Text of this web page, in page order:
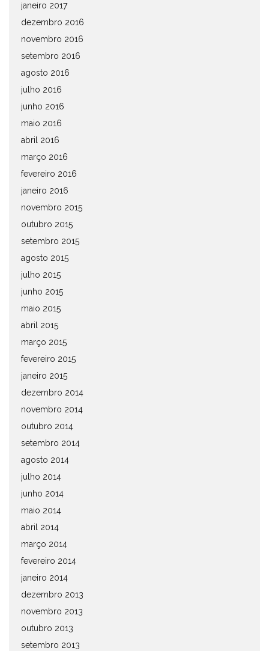
janeiro 2017
dezembro 2016
novembro 2016
setembro 2016
agosto 2016
julho 2016
junho 2016
maio 2016
abril 2016
março 2016
fevereiro 2016
janeiro 2016
novembro 2015
outubro 2015
setembro 2015
agosto 2015
julho 2015
junho 2015
maio 2015
abril 2015
março 2015
fevereiro 2015
janeiro 2015
dezembro 2014
novembro 2014
outubro 2014
setembro 2014
agosto 2014
julho 2014
junho 2014
maio 2014
abril 2014
março 2014
fevereiro 2014
janeiro 2014
dezembro 2013
novembro 2013
outubro 2013
setembro 2013